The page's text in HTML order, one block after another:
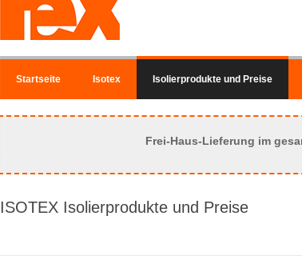
Startseite Isotex Isolierprodukte und Preise
Frei-Haus-Lieferung im
ISOTEX Isolierprodukte und Preise